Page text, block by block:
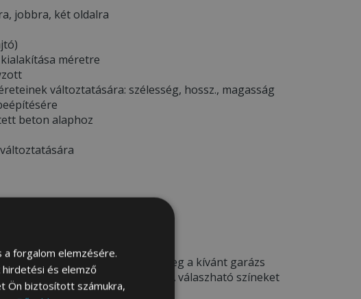
jobbra, két oldalra
méretre
változtatására: szélesség, hossz., magasság
beton alaphoz
–Rendeléskor kérjük adja meg a kívánt garázs
a megjegyzés rovatba. A válaszható színeket
PALETTÁJAmenü alatt.
a forgalom elemzésére.
hirdetési és elemző
Ön biztosított számukra,